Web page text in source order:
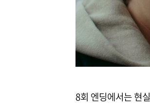
8회 엔딩에서는 현